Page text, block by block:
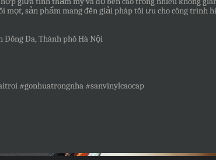
sản phẩm mang đến giải pháp tối ưu cho công trình
Đống Đa, Thành phố Hà Nội
#gonhuatrongnha #sanvinylcaocap